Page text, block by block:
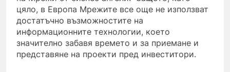
цяло, в Европа Мрежите все още не използват
достатъчно възможностите на
информационните технологии, което
значително забавя времето и за приемане и
представяне на проекти пред инвеститори.